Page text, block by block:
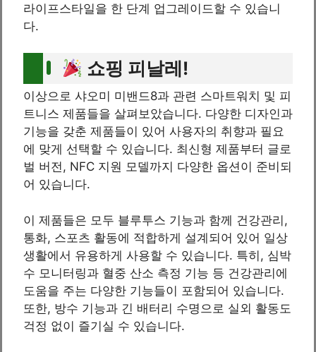
라이프스타일을 한 단계 업그레이드할 수 있습니
다.
쇼핑 피날레!
이상으로 샤오미 미밴드8과 관련 스마트워치 및 피
트니스 제품들을 살펴보았습니다. 다양한 디자인과
기능을 갖춘 제품들이 있어 사용자의 취향과 필요
에 맞게 선택할 수 있습니다. 최신형 제품부터 글로
벌 버전, NFC 지원 모델까지 다양한 옵션이 준비되
어 있습니다.
이 제품들은 모두 블루투스 기능과 함께 건강관리,
통화, 스포츠 활동에 적합하게 설계되어 있어 일상
생활에서 유용하게 사용할 수 있습니다. 특히, 심박
수 모니터링과 혈중 산소 측정 기능 등 건강관리에
도움을 주는 다양한 기능들이 포함되어 있습니다.
또한, 방수 기능과 긴 배터리 수명으로 실외 활동도
걱정 없이 즐기실 수 있습니다.